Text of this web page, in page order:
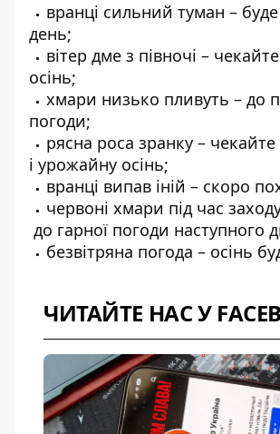
вранці сильний туман –
день;
вітер дме з півночі –
осінь;
хмари низько пливуть – до
погоди;
рясна роса зранку –
і урожайну осінь;
вранці випав іній – скоро
червоні хмари під час
до гарної погоди наступного
безвітряна погода – осінь
ЧИТАЙТЕ НАС У